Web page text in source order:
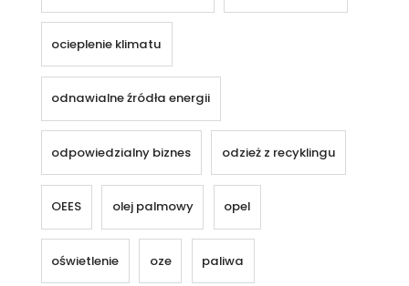
ocieplenie klimatu
odnawialne źródła energii
odpowiedzialny biznes odzież z recyklingu
OEES olej palmowy opel
oświetlenie oze paliwa